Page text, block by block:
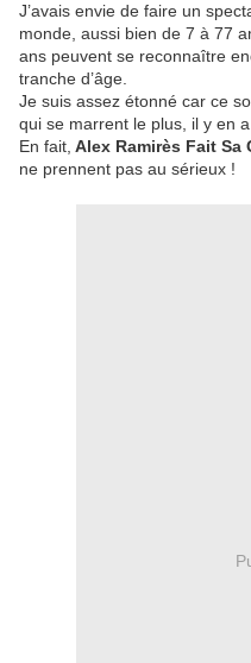
J’avais envie de faire un
monde, aussi bien de 7 à 77
ans peuvent se reconnaître
tranche d’âge.
Je suis assez étonné car ce
qui se marrent le plus, il y en
En fait, Alex Ramirès Fait Sa
ne prennent pas au sérieux !